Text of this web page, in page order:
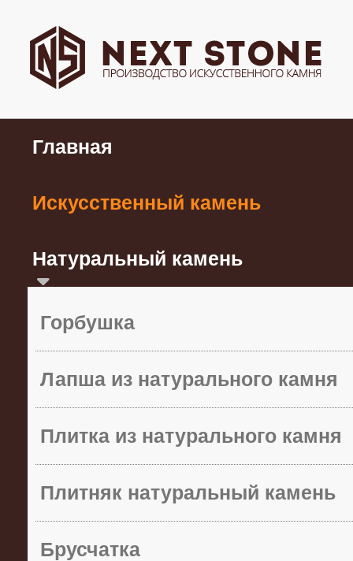
Главная
Искусственный камень
Натуральный камень
Горбушка
Лапша из натурального камня
Плитка из натурального камня
Плитняк натуральный камень
Брусчатка